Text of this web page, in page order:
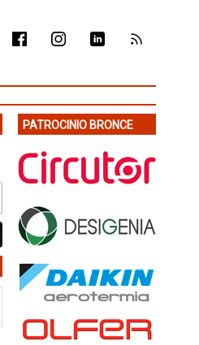
PATROCINIO BRONCE